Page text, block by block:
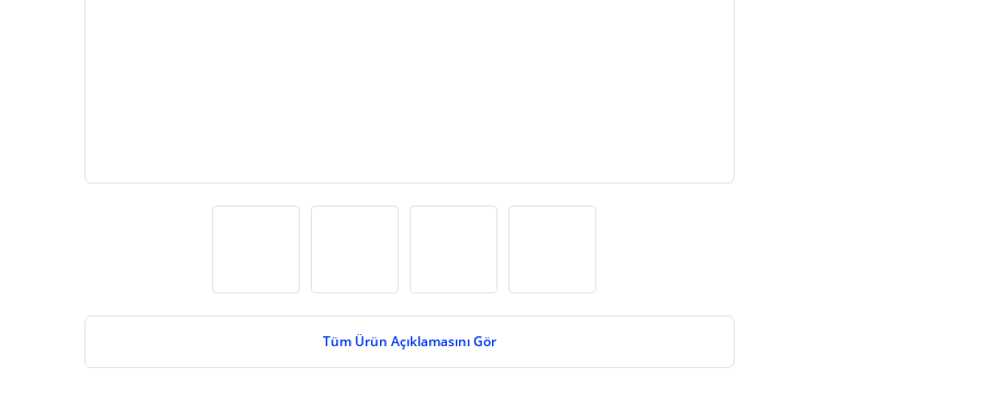
Tüm Ürün Açıklamasını Gör